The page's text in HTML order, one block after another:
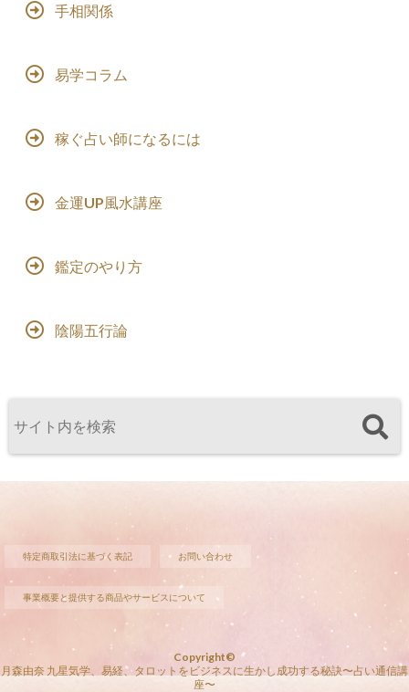
手相関係
易学コラム
稼ぐ占い師になるには
金運UP風水講座
鑑定のやり方
陰陽五行論
特定商取引法に基づく表記 お問い合わせ
事業概要と提供する商品やサービスについて
Copyright©
月森由奈 九星気学、易経、タロットをビジネスに生かし成功する秘訣〜占い通信講
座〜